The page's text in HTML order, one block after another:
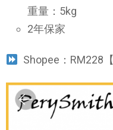
重量：5kg
2年保家
Shopee：RM228【